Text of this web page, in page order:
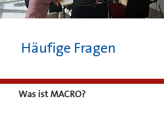
Häufige Fragen
Was ist MACRO?